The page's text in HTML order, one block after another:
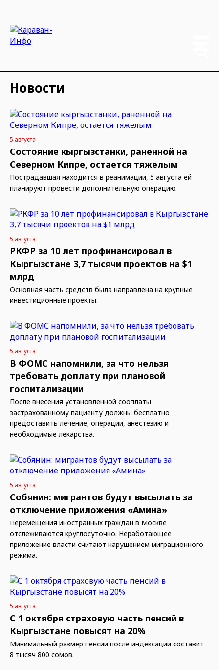
Новости
5 августа
Состояние кыргызстанки, раненной на
Северном Кипре, остается тяжелым
Пострадавшая находится в реанимации, 5 августа ей
планируют провести дополнительную операцию.
5 августа
РКФР за 10 лет профинансировал в
Кыргызстане 3,7 тысячи проектов на $1
млрд
Основная часть средств была направлена на крупные
инвестиционные проекты.
5 августа
В ФОМС напомнили, за что нельзя
требовать доплату при плановой
госпитализации
После внесения установленной сооплаты
застрахованному пациенту должны бесплатно
предоставить лечение, операции, анестезию и
необходимые лекарства.
5 августа
Собянин: мигрантов будут высылать за
отключение приложения «Амина»
Перемещения иностранных граждан в Москве
отслеживаются круглосуточно. Неработающее
приложение власти считают нарушением миграционного
режима.
5 августа
С 1 октября страховую часть пенсий в
Кыргызстане повысят на 20%
Минимальный размер пенсии после индексации составит
8 тысяч 800 сомов.